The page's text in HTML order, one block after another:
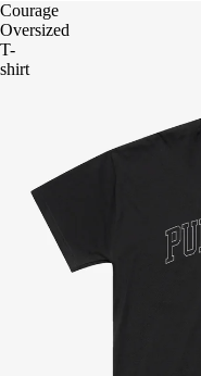
Courage
Oversized
T-
shirt